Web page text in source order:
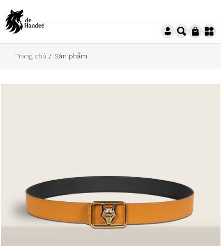
Trang chủ Sản phẩm